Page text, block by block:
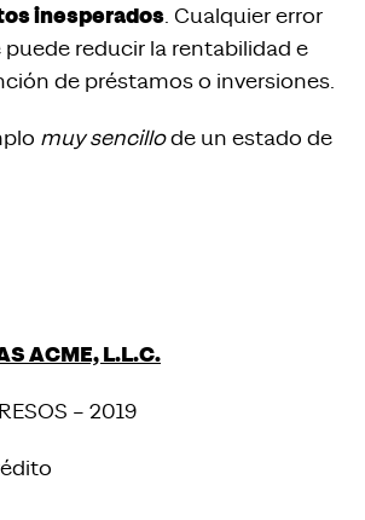
inesperados. Cualquier error
reducir la rentabilidad e
de préstamos o inversiones.
muy sencillode un estado de
ACME, L.L.C.
– 2019